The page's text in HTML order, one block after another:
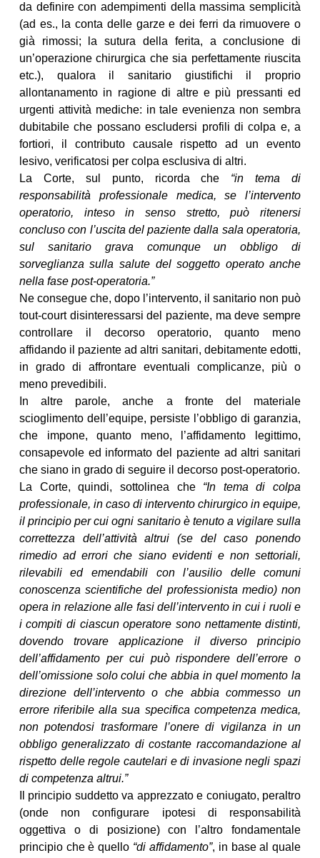
da definire con adempimenti della massima semplicità
(ad es., la conta delle garze e dei ferri da rimuovere o
già rimossi; la sutura della ferita, a conclusione di
un’operazione chirurgica che sia perfettamente riuscita
etc.), qualora il sanitario giustifichi il proprio
allontanamento in ragione di altre e più pressanti ed
urgenti attività mediche: in tale evenienza non sembra
dubitabile che possano escludersi profili di colpa e, a
fortiori, il contributo causale rispetto ad un evento
lesivo, verificatosi per colpa esclusiva di altri.
La Corte, sul punto, ricorda che “in tema di
responsabilità professionale medica, se l’intervento
operatorio, inteso in senso stretto, può ritenersi
concluso con l’uscita del paziente dalla sala operatoria,
sul sanitario grava comunque un obbligo di
sorveglianza sulla salute del soggetto operato anche
nella fase post-operatoria.”
Ne consegue che, dopo l’intervento, il sanitario non può
tout-court disinteressarsi del paziente, ma deve sempre
controllare il decorso operatorio, quanto meno
affidando il paziente ad altri sanitari, debitamente edotti,
in grado di affrontare eventuali complicanze, più o
meno prevedibili.
In altre parole, anche a fronte del materiale
scioglimento dell’equipe, persiste l’obbligo di garanzia,
che impone, quanto meno, l’affidamento legittimo,
consapevole ed informato del paziente ad altri sanitari
che siano in grado di seguire il decorso post-operatorio.
La Corte, quindi, sottolinea che “In tema di colpa
professionale, in caso di intervento chirurgico in equipe,
il principio per cui ogni sanitario è tenuto a vigilare sulla
correttezza dell’attività altrui (se del caso ponendo
rimedio ad errori che siano evidenti e non settoriali,
rilevabili ed emendabili con l’ausilio delle comuni
conoscenza scientifiche del professionista medio) non
opera in relazione alle fasi dell’intervento in cui i ruoli e
i compiti di ciascun operatore sono nettamente distinti,
dovendo trovare applicazione il diverso principio
dell’affidamento per cui può rispondere dell’errore o
dell’omissione solo colui che abbia in quel momento la
direzione dell’intervento o che abbia commesso un
errore riferibile alla sua specifica competenza medica,
non potendosi trasformare l’onere di vigilanza in un
obbligo generalizzato di costante raccomandazione al
rispetto delle regole cautelari e di invasione negli spazi
di competenza altrui.”
Il principio suddetto va apprezzato e coniugato, peraltro
(onde non configurare ipotesi di responsabilità
oggettiva o di posizione) con l’altro fondamentale
principio che è quello “di affidamento”, in base al quale